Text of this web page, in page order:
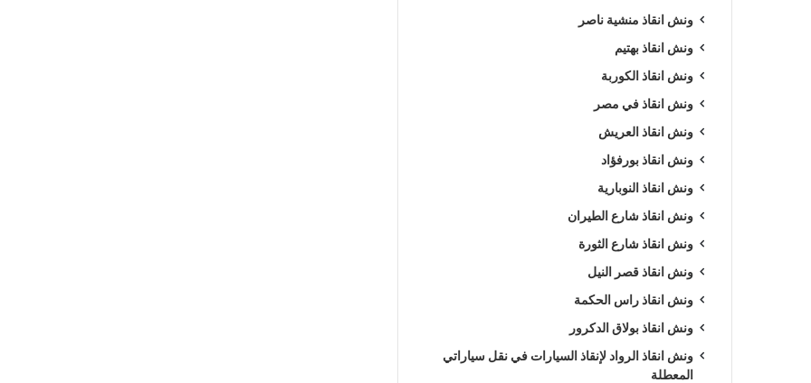
ونش انقاذ منشية ناصر
ونش انقاذ بهتيم
ونش انقاذ الكوربة
ونش انقاذ في مصر
ونش انقاذ العريش
ونش انقاذ بورفؤاد
ونش انقاذ النوبارية
ونش انقاذ شارع الطيران
ونش انقاذ شارع الثورة
ونش انقاذ قصر النيل
ونش انقاذ راس الحكمة
ونش انقاذ بولاق الدكرور
ونش انقاذ الرواد لإنقاذ السيارات في نقل سياراتي
المعطلة